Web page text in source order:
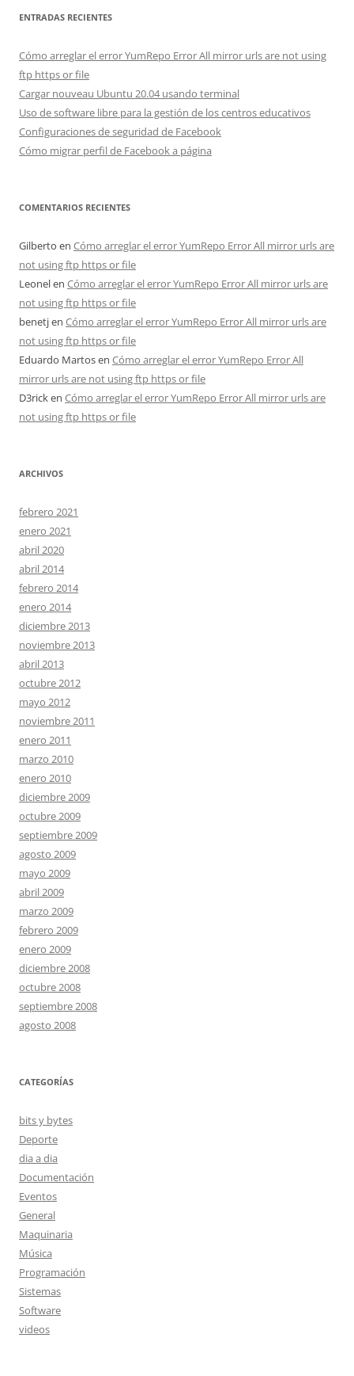
ENTRADAS RECIENTES
Cómo arreglar el error YumRepo Error All mirror urls are not using
ftp https or file
Cargar nouveau Ubuntu 20.04 usando terminal
Uso de software libre para la gestión de los centros educativos
Configuraciones de seguridad de Facebook
Cómo migrar perfil de Facebook a página
COMENTARIOS RECIENTES
Gilberto en Cómo arreglar el error YumRepo Error All mirror urls are
not using ftp https or file
Leonelen Cómo arreglar el error YumRepo Error All mirror urls are
not using ftp https or file
benetjen Cómo arreglar el error YumRepo Error All mirror urls are
not using ftp https or file
Eduardo Martosen Cómo arreglar el error YumRepo Error All
mirror urls are not using ftp https or file
D3ricken Cómo arreglar el error YumRepo Error All mirror urls are
not using ftp https or file
ARCHIVOS
febrero 2021
enero 2021
abril 2020
abril 2014
febrero 2014
enero 2014
diciembre 2013
noviembre 2013
abril 2013
octubre 2012
mayo 2012
noviembre 2011
enero 2011
marzo 2010
enero 2010
diciembre 2009
octubre 2009
septiembre 2009
agosto 2009
mayo 2009
abril 2009
marzo 2009
febrero 2009
enero 2009
diciembre 2008
octubre 2008
septiembre 2008
agosto 2008
CATEGORÍAS
bits y bytes
Deporte
dia a dia
Documentación
Eventos
General
Maquinaria
Música
Programación
Sistemas
Software
videos